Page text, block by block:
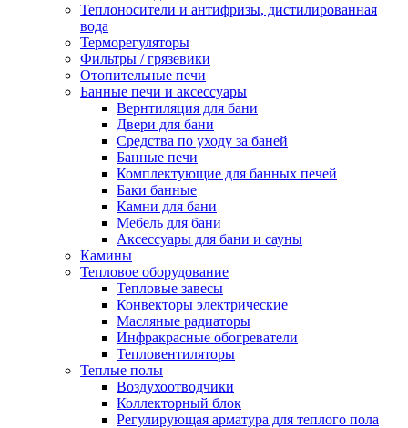
Теплоносители и антифризы, дистилированная
вода
Терморегуляторы
Фильтры / грязевики
Отопительные печи
Банные печи и аксессуары
Вернтиляция для бани
Двери для бани
Средства по уходу за баней
Банные печи
Комплектующие для банных печей
Баки банные
Камни для бани
Мебель для бани
Аксессуары для бани и сауны
Камины
Тепловое оборудование
Тепловые завесы
Конвекторы электрические
Масляные радиаторы
Инфракрасные обогреватели
Тепловентиляторы
Теплые полы
Воздухоотводчики
Коллекторный блок
Регулирующая арматура для теплого пола